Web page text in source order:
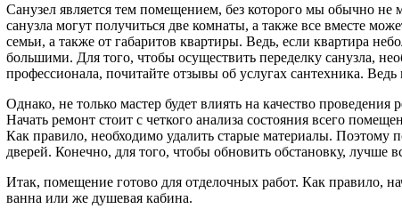
Санузел является тем помещением, без которого мы обычно
санузла могут получиться две комнаты, а также все вместе
семьи, а также от габаритов квартиры. Ведь, если квартира
большими. Для того, чтобы осуществить переделку санузла,
профессионала, почитайте отзывы об услугах сантехника.
Однако, не только мастер будет влиять на качество
Начать ремонт стоит с четкого анализа состояния всего
Как правило, необходимо удалить старые материалы. Поэтому
дверей. Конечно, для того, чтобы обновить обстановку, лучше
Итак, помещение готово для отделочных работ. Как правило,
ванна или же душевая кабина.